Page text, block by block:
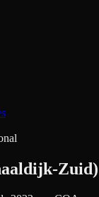
Zuid)